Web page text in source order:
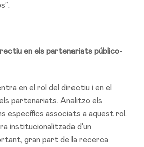
en els partenariats público-
en el rol del directiu i en el
partenariats. Analitzo els
específics associats a aquest rol.
institucionalitzada d’un
gran part de la recerca